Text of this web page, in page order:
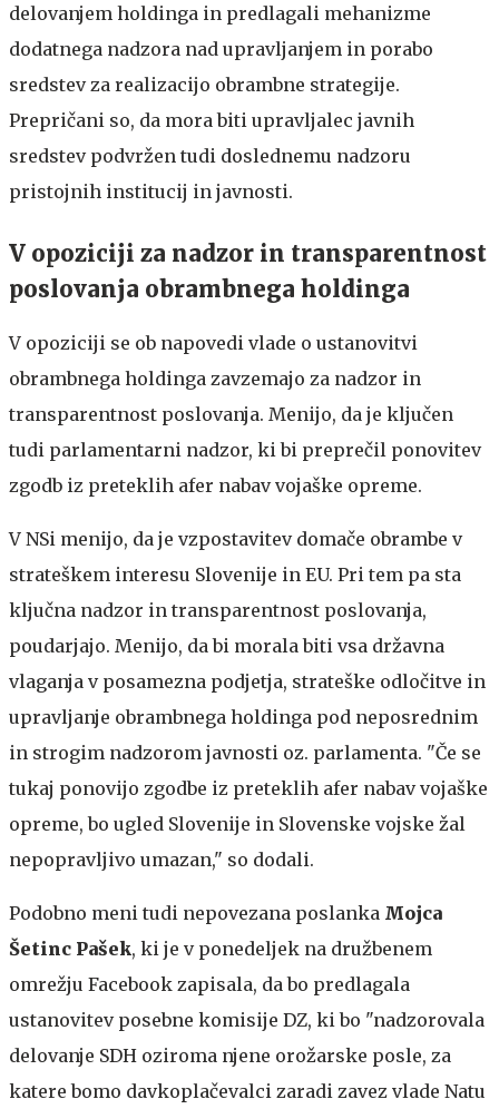
delovanjem holdinga in predlagali mehanizme
dodatnega nadzora nad upravljanjem in porabo
sredstev za realizacijo obrambne strategije.
Prepričani so, da mora biti upravljalec javnih
sredstev podvržen tudi doslednemu nadzoru
pristojnih institucij in javnosti.
V opoziciji za nadzor in transparentnost
poslovanja obrambnega holdinga
V opoziciji se ob napovedi vlade o ustanovitvi
obrambnega holdinga zavzemajo za nadzor in
transparentnost poslovanja. Menijo, da je ključen
tudi parlamentarni nadzor, ki bi preprečil ponovitev
zgodb iz preteklih afer nabav vojaške opreme.
V NSi menijo, da je vzpostavitev domače obrambe v
strateškem interesu Slovenije in EU. Pri tem pa sta
ključna nadzor in transparentnost poslovanja,
poudarjajo. Menijo, da bi morala biti vsa državna
vlaganja v posamezna podjetja, strateške odločitve in
upravljanje obrambnega holdinga pod neposrednim
in strogim nadzorom javnosti oz. parlamenta. "Če se
tukaj ponovijo zgodbe iz preteklih afer nabav vojaške
opreme, bo ugled Slovenije in Slovenske vojske žal
nepopravljivo umazan," so dodali.
Podobno meni tudi nepovezana poslanka Mojca
Šetinc Pašek, ki je v ponedeljek na družbenem
omrežju Facebook zapisala, da bo predlagala
ustanovitev posebne komisije DZ, ki bo "nadzorovala
delovanje SDH oziroma njene orožarske posle, za
katere bomo davkoplačevalci zaradi zavez vlade Natu